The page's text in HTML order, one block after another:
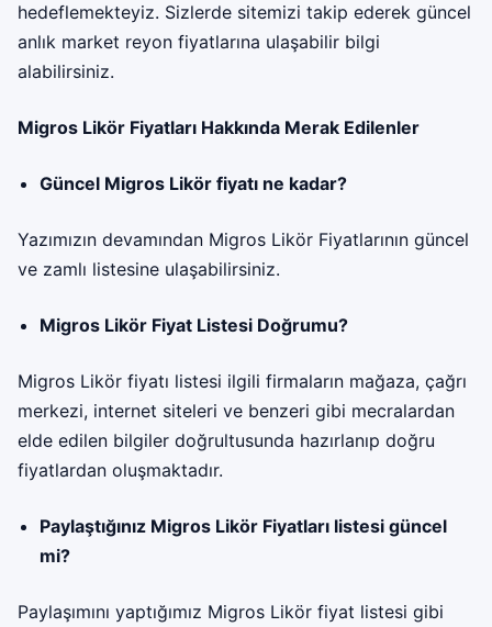
hedeflemekteyiz. Sizlerde sitemizi takip ederek güncel
anlık market reyon fiyatlarına ulaşabilir bilgi
alabilirsiniz.
Migros Likör Fiyatları Hakkında Merak Edilenler
Güncel Migros Likör fiyatı ne kadar?
Yazımızın devamından Migros Likör Fiyatlarının güncel
ve zamlı listesine ulaşabilirsiniz.
Migros Likör Fiyat Listesi Doğrumu?
Migros Likör fiyatı listesi ilgili firmaların mağaza, çağrı
merkezi, internet siteleri ve benzeri gibi mecralardan
elde edilen bilgiler doğrultusunda hazırlanıp doğru
fiyatlardan oluşmaktadır.
Paylaştığınız Migros Likör Fiyatları listesi güncel
mi?
Paylaşımını yaptığımız Migros Likör fiyat listesi gibi